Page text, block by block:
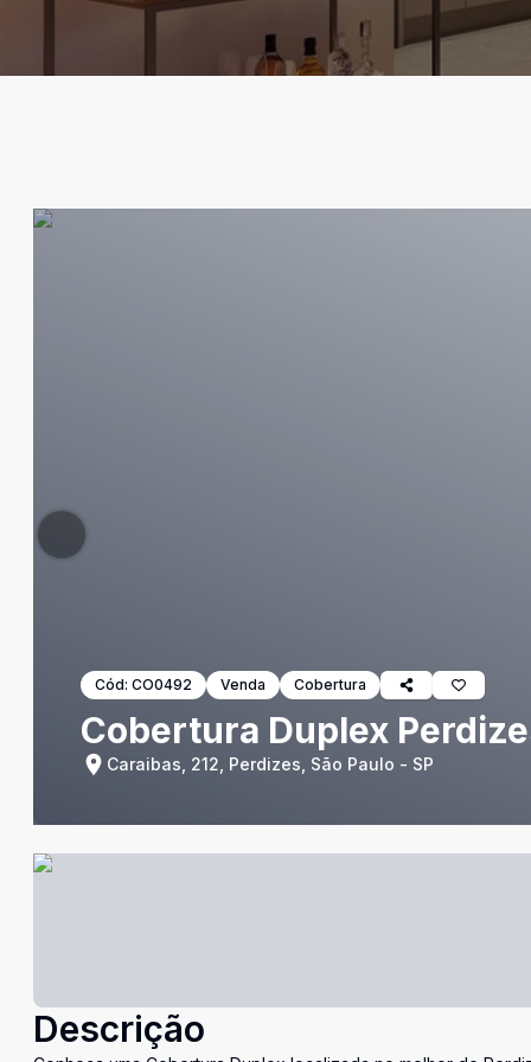
Cód: CO0492 Venda Cobertura
Cobertura Duplex
Caraibas, 212, Perdizes, São Paulo - SP
Descrição